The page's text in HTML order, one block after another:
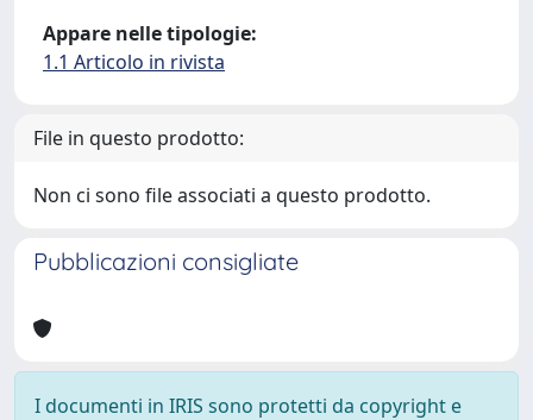
Appare nelle tipologie:
1.1 Articolo in rivista
File in questo prodotto:
Non ci sono file associati a questo prodotto.
Pubblicazioni consigliate
I documenti in IRIS sono protetti da copyright e